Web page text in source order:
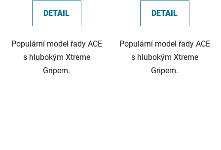
DETAIL
Populární model řady ACE
s hlubokým Xtreme
Gripem.
DETAIL
Populární model řady ACE
s hlubokým Xtreme
Gripem.